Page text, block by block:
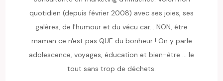
quotidien (depuis février 2008) avec ses joies, ses
galères, de l'humour et du vécu car... NON, être
maman ce n'est pas QUE du bonheur ! On y parle
adolescence, voyages, éducation et bien-être ... le
tout sans trop de déchets.